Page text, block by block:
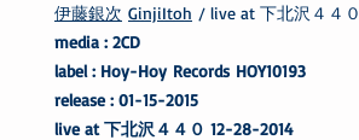
伊藤銀次 GinjiItoh / live at 下北沢４４０
media : 2CD
label : Hoy-Hoy Records HOY10193
release : 01-15-2015
live at 下北沢４４０ 12-28-2014